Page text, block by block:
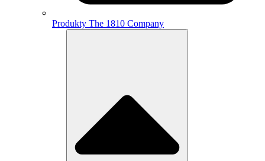
Produkty The 1810 Company